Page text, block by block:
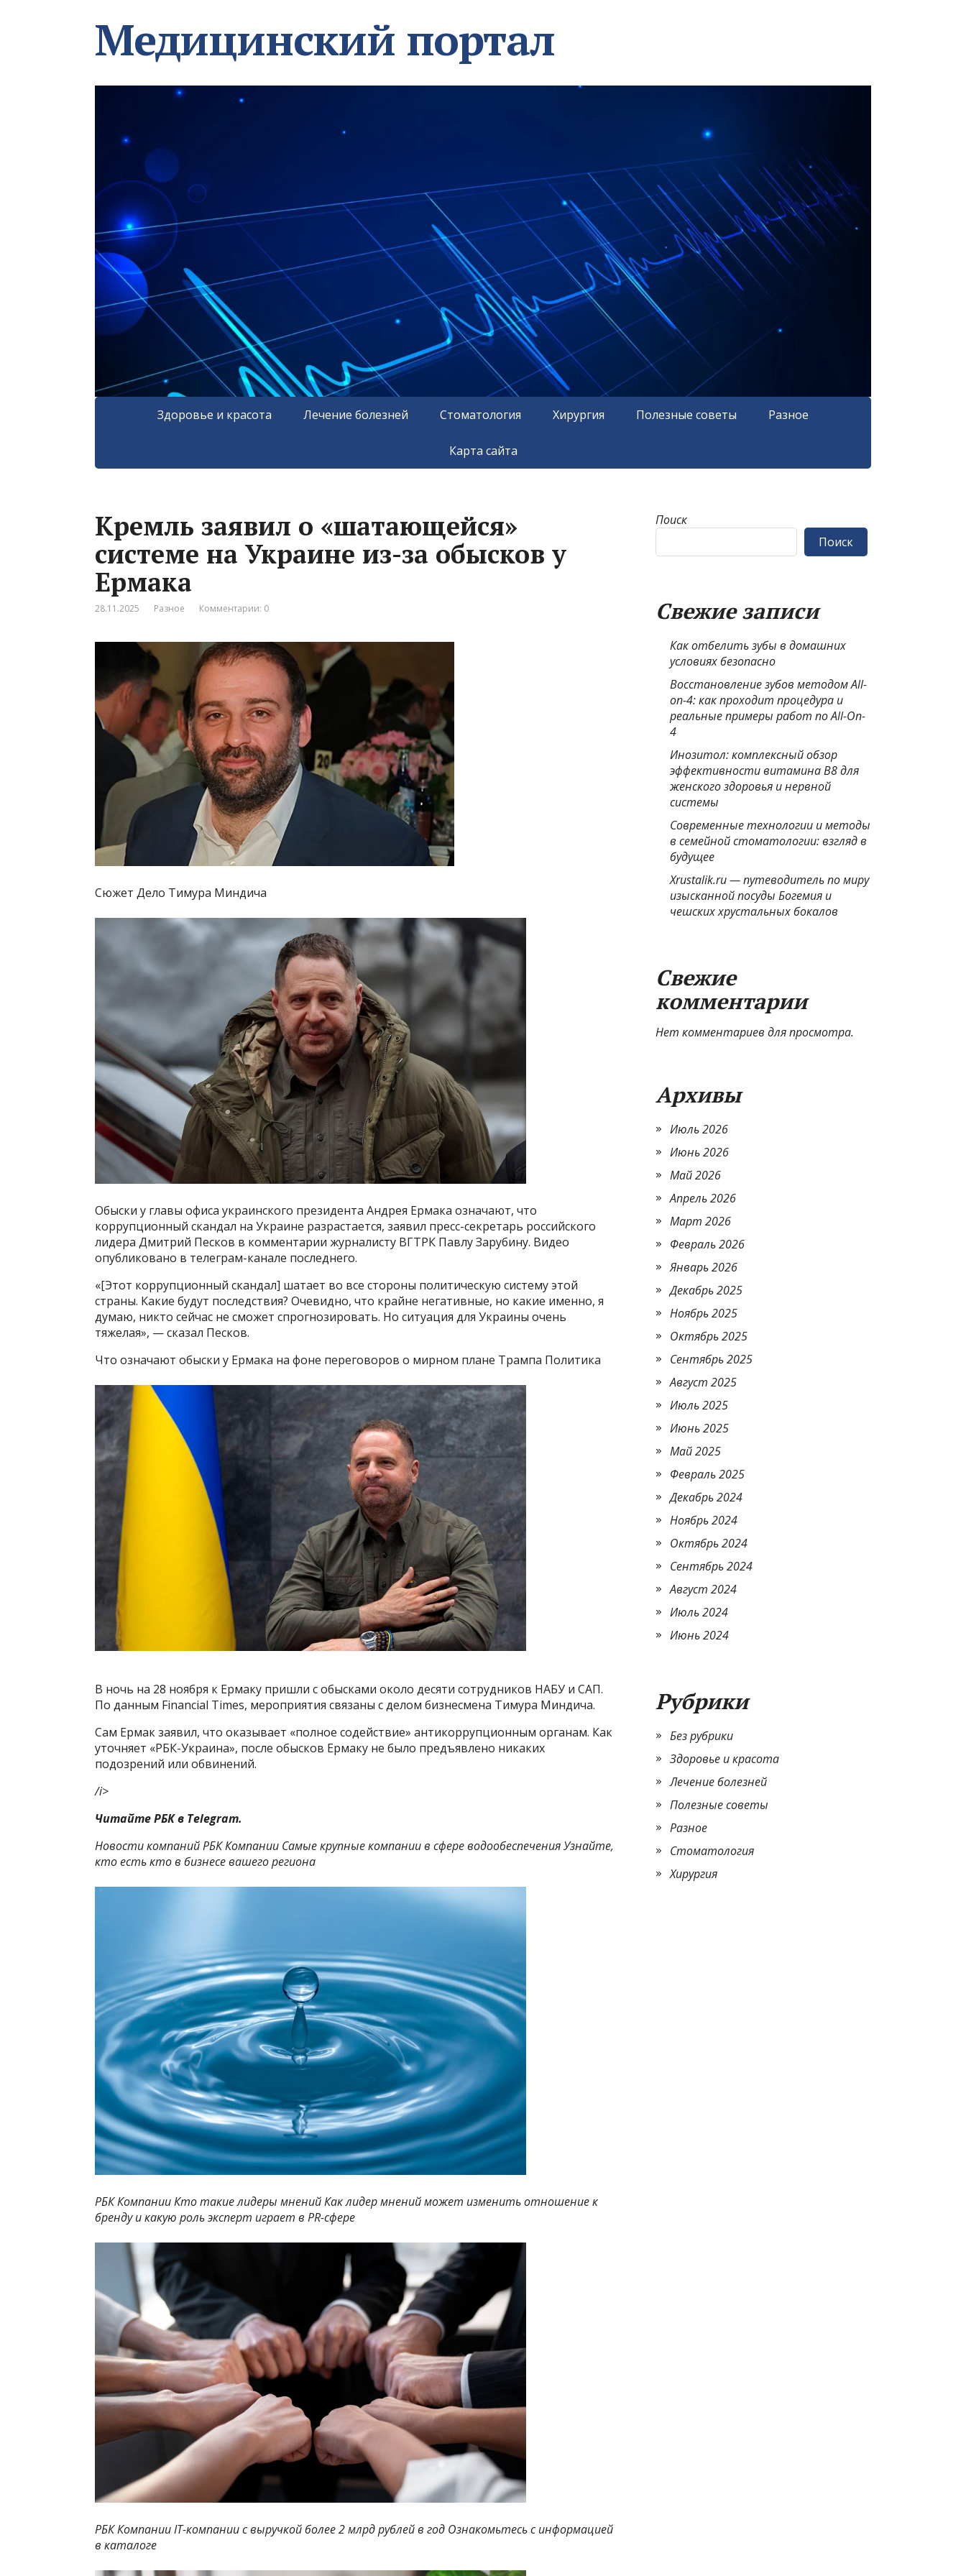
Медицинский портал
Здоровье и красота Лечение болезней Стоматология Хирургия Полезные советы Разное
Карта сайта
Кремль заявил о «шатающейся»
системе на Украине из-за обысков у
Ермака
28.11.2025 Разное Комментарии: 0
Сюжет Дело Тимура Миндича
Обыски у главы офиса украинского президента Андрея Ермака означают, что
коррупционный скандал на Украине разрастается, заявил пресс-секретарь российского
лидера Дмитрий Песков в комментарии журналисту ВГТРК Павлу Зарубину. Видео
опубликовано в телеграм-канале последнего.
«[Этот коррупционный скандал] шатает во все стороны политическую систему этой
страны. Какие будут последствия? Очевидно, что крайне негативные, но какие именно, я
думаю, никто сейчас не сможет спрогнозировать. Но ситуация для Украины очень
тяжелая», — сказал Песков.
Что означают обыски у Ермака на фоне переговоров о мирном плане Трампа Политика
В ночь на 28 ноября к Ермаку пришли с обысками около десяти сотрудников НАБУ и САП.
По данным Financial Times, мероприятия связаны с делом бизнесмена Тимура Миндича.
Сам Ермак заявил, что оказывает «полное содействие» антикоррупционным органам. Как
уточняет «РБК-Украина», после обысков Ермаку не было предъявлено никаких
подозрений или обвинений.
/i>
Читайте РБК в Telegram.
Новости компаний РБК Компании Самые крупные компании в сфере водообеспечения Узнайте,
кто есть кто в бизнесе вашего региона
РБК Компании Кто такие лидеры мнений Как лидер мнений может изменить отношение к
бренду и какую роль эксперт играет в PR-сфере
РБК Компании IT-компании с выручкой более 2 млрд рублей в год Ознакомьтесь с информацией
в каталоге
Поиск
Поиск
Свежие записи
Как отбелить зубы в домашних
условиях безопасно
Восстановление зубов методом All-
on-4: как проходит процедура и
реальные примеры работ по All-On-
4
Инозитол: комплексный обзор
эффективности витамина B8 для
женского здоровья и нервной
системы
Современные технологии и методы
в семейной стоматологии: взгляд в
будущее
Xrustalik.ru — путеводитель по миру
изысканной посуды Богемия и
чешских хрустальных бокалов
Свежие
комментарии
Нет комментариев для просмотра.
Архивы
Июль 2026
Июнь 2026
Май 2026
Апрель 2026
Март 2026
Февраль 2026
Январь 2026
Декабрь 2025
Ноябрь 2025
Октябрь 2025
Сентябрь 2025
Август 2025
Июль 2025
Июнь 2025
Май 2025
Февраль 2025
Декабрь 2024
Ноябрь 2024
Октябрь 2024
Сентябрь 2024
Август 2024
Июль 2024
Июнь 2024
Рубрики
Без рубрики
Здоровье и красота
Лечение болезней
Полезные советы
Разное
Стоматология
Хирургия